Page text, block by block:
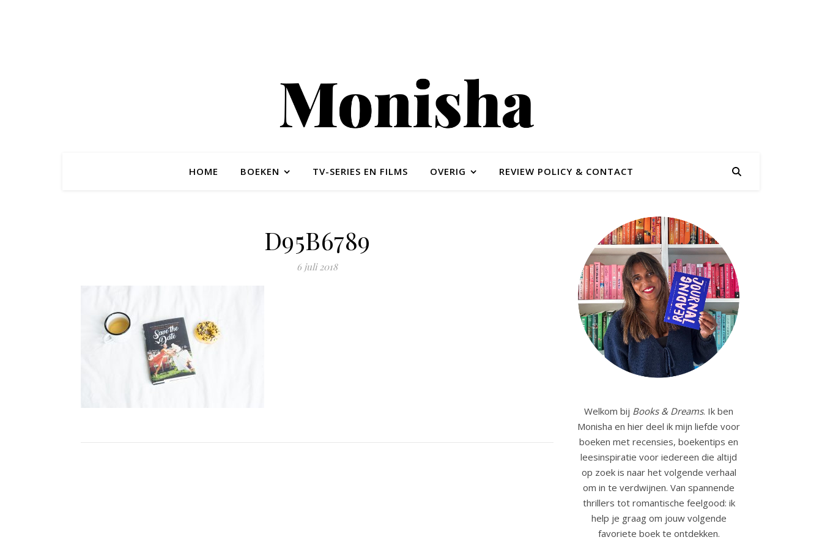
HOME BOEKEN TV-SERIES EN FILMS OVERIG REVIEW POLICY & CONTACT
D95B6789
6 juli 2018
Welkom bij Books & Dreams. Ik ben
Monisha en hier deel ik mijn liefde voor
boeken met recensies, boekentips en
leesinspiratie voor iedereen die altijd
op zoek is naar het volgende verhaal
om in te verdwijnen. Van spannende
thrillers tot romantische feelgood: ik
help je graag om jouw volgende
favoriete boek te ontdekken.